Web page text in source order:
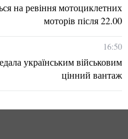
на ревіння мотоциклетних
моторів після 22.00
16:50
українським військовим
цінний вантаж